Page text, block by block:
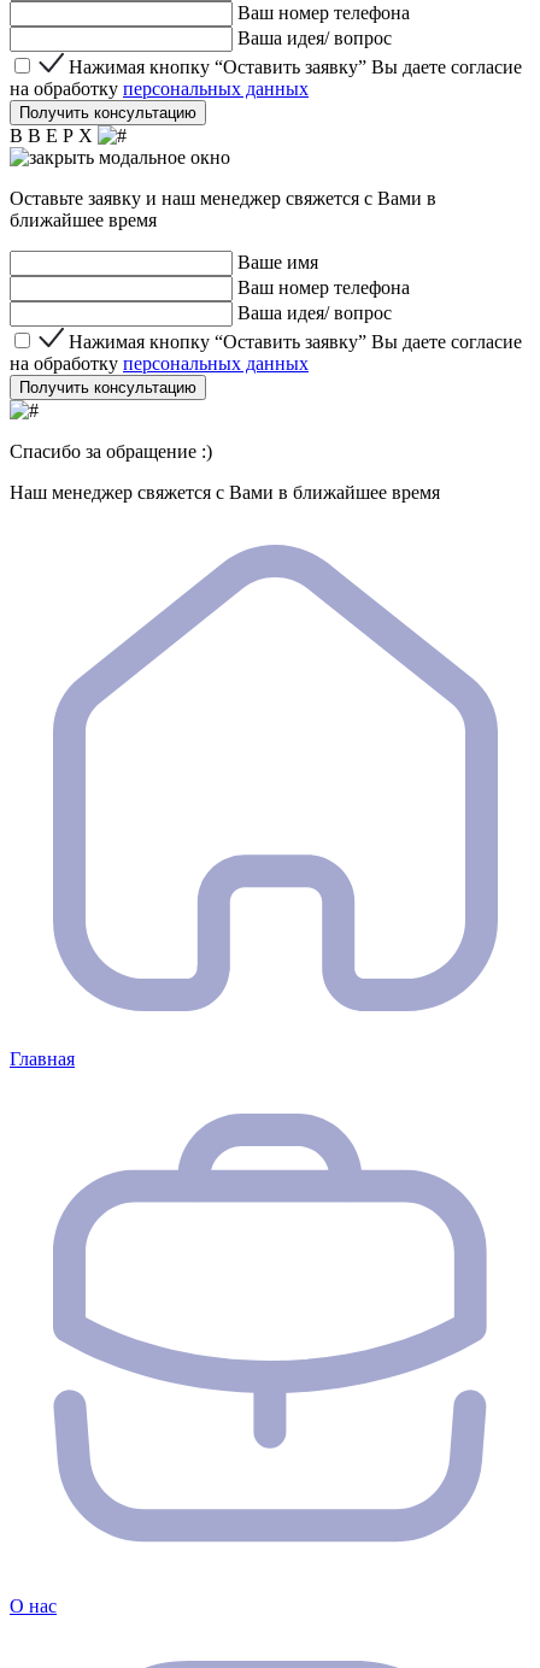
Ваш номер телефона
Ваша идея/ вопрос
Нажимая кнопку “Оставить заявку” Вы даете согласие
Нажимая кнопку “Оставить заявку” Вы даете согласие
на обработку персональных данных
Получить консультацию
В В Е Р Х
Оставьте заявку и наш менеджер свяжется с Вами в
ближайшее время
Ваше имя
Ваш номер телефона
Ваша идея/ вопрос
Нажимая кнопку “Оставить заявку” Вы даете согласие
Нажимая кнопку “Оставить заявку” Вы даете согласие
на обработку персональных данных
Получить консультацию
Спасибо за обращение :)
Наш менеджер свяжется с Вами в ближайшее время
Главная
О нас